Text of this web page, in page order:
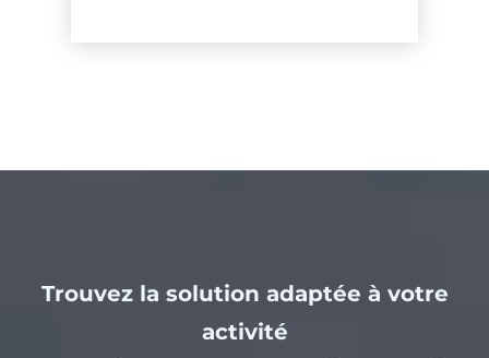
Trouvez la solution adaptée à votre
activité